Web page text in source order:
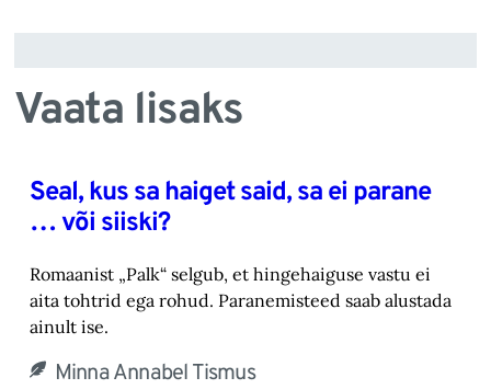
Vaata lisaks
Seal, kus sa haiget said, sa ei parane
… või siiski?
Romaanist „Palk“ selgub, et hingehaiguse vastu ei
aita tohtrid ega rohud. Paranemisteed saab alustada
ainult ise.
Minna Annabel Tismus